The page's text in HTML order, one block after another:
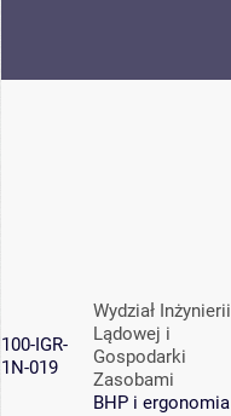
100-IGR-
1N-019
Wydział Inżynierii
Lądowej i
Gospodarki
Zasobami
BHP i ergonomia